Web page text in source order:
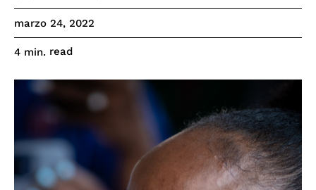
marzo 24, 2022
4 min. read